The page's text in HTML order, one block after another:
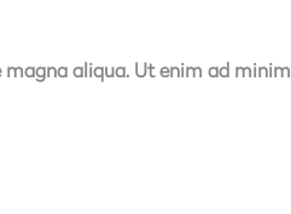
aliqua. Ut enim ad minim